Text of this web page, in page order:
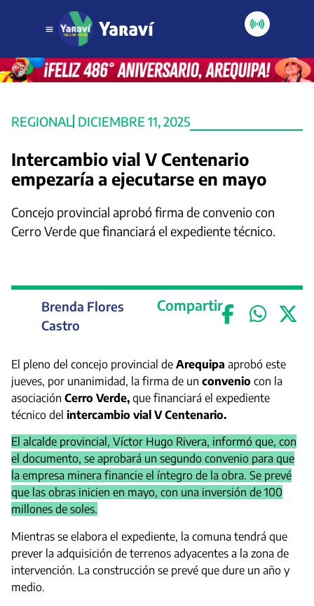
REGIONAL DICIEMBRE 11, 2025
Intercambio vial V Centenario
empezaría a ejecutarse en mayo
Concejo provincial aprobó firma de convenio con
Cerro Verde que financiará el expediente técnico.
Brenda Flores
Castro
Compartir
El pleno del concejo provincial de Arequipa aprobó este
jueves, por unanimidad, la firma de un convenio con la
asociación Cerro Verde, que financiará el expediente
técnico del intercambio vial V Centenario.
El alcalde provincial, Víctor Hugo Rivera, informó que, con
el documento, se aprobará un segundo convenio para que
la empresa minera financie el íntegro de la obra. Se prevé
que las obras inicien en mayo, con una inversión de 100
millones de soles.
Mientras se elabora el expediente, la comuna tendrá que
prever la adquisición de terrenos adyacentes a la zona de
intervención. La construcción se prevé que dure un año y
medio.